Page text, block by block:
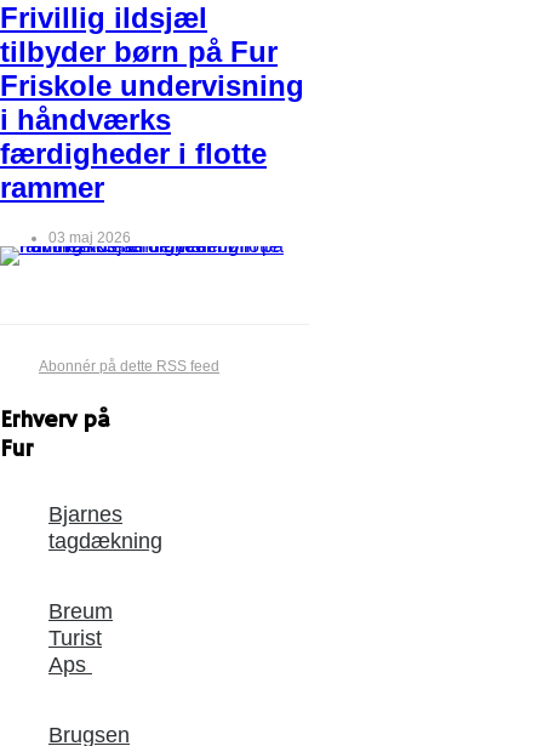
Frivillig ildsjæl
tilbyder børn på Fur
Friskole undervisning
i håndværks
færdigheder i flotte
rammer
03 maj 2026
Abonnér på dette RSS feed
Erhverv på
Fur
Bjarnes
tagdækning
Breum
Turist
Aps
Brugsen